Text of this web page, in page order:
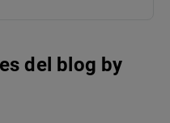
del blog by